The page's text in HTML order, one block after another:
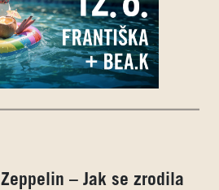
– Jak se zrodila